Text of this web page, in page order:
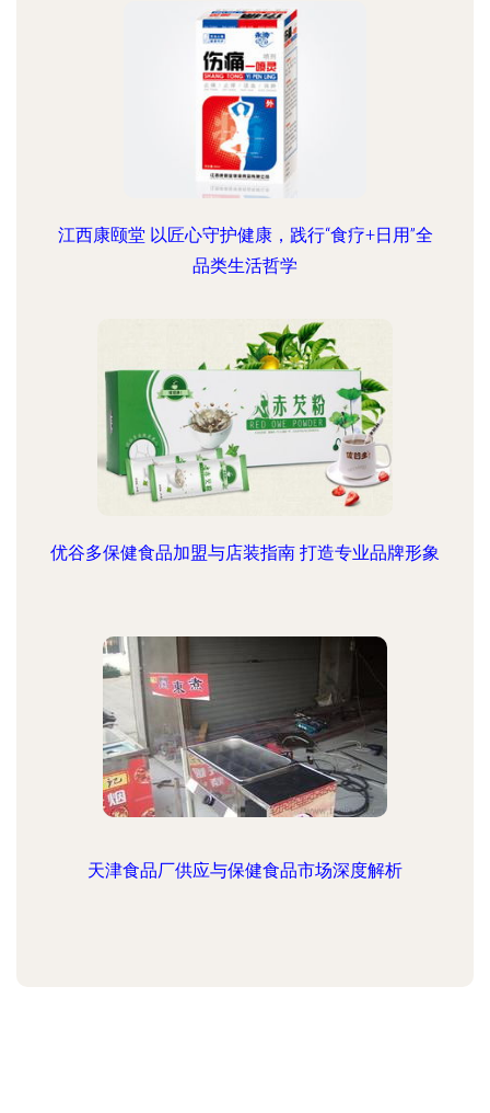
江西康颐堂 以匠心守护健康，践行“食疗+日用”全
品类生活哲学
优谷多保健食品加盟与店装指南 打造专业品牌形象
天津食品厂供应与保健食品市场深度解析